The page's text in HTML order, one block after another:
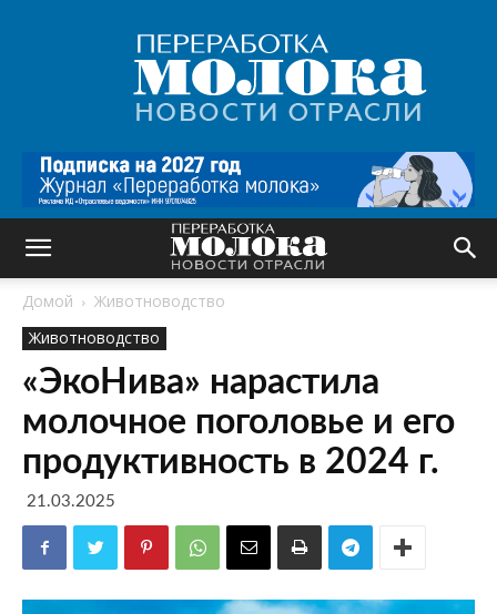
Переработка
молока
|
Новости
Домой
Животноводство
Животноводство
«ЭкоНива» нарастила
молочное поголовье и его
продуктивность в 2024 г.
21.03.2025